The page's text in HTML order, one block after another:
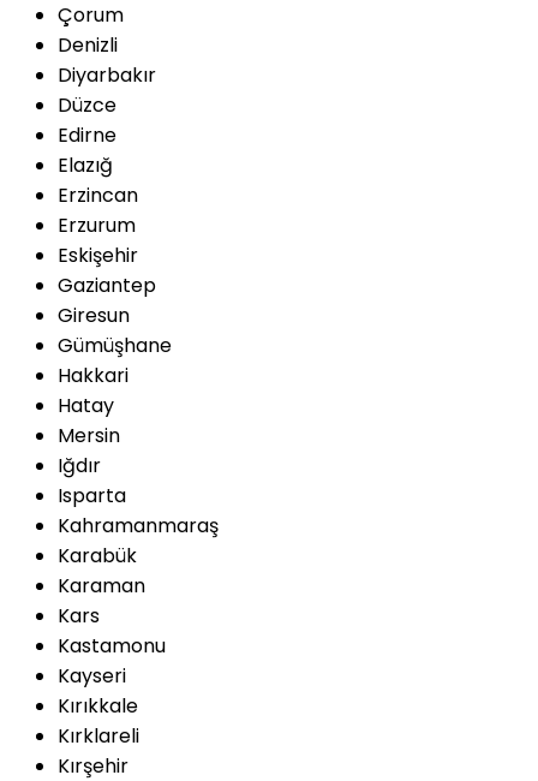
Çorum
Denizli
Diyarbakır
Düzce
Edirne
Elazığ
Erzincan
Erzurum
Eskişehir
Gaziantep
Giresun
Gümüşhane
Hakkari
Hatay
Mersin
Iğdır
Isparta
Kahramanmaraş
Karabük
Karaman
Kars
Kastamonu
Kayseri
Kırıkkale
Kırklareli
Kırşehir